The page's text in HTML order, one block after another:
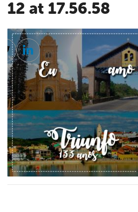
12 at 17.56.58
Twitter
Linkedin